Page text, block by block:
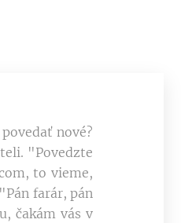
nové?
"Povedzte
to vieme,
farár, pán
čakám vás v